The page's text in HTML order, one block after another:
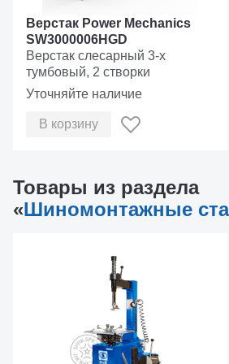
Конструкция площадки позволяет
борта при любом положении
повреждения колеса.
Верстак Power Mechanics
SW3000006HGD
Верстак слесарный 3-х
тумбовый, 2 створки
Уточняйте наличие
В корзину
Товары из раздела
«Шиномонтажные